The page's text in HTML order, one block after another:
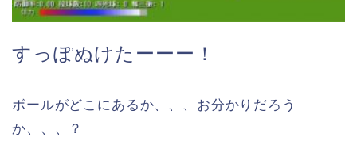
すっぽぬけたーーー！
ボールがどこにあるか、、、お分かりだろう
か、、、？